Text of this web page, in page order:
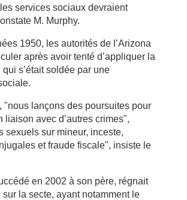
services sociaux devraient
M. Murphy.
1950, les autorités de l’Arizona
après avoir tenté d’appliquer la
qui s’était soldée par une
"nous lançons des poursuites pour
liaison avec d’autres crimes",
sexuels sur mineur, inceste,
et fraude fiscale", insiste le
en 2002 à son père, régnait
la secte, ayant notamment le